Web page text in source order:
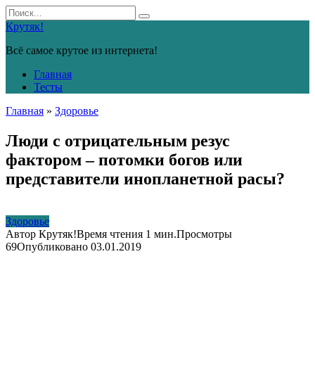
Перейти
к
контенту
Search
for:
Крутяк!
Всё самое крутое из интернета!
Главная
Тесты
Главная » Здоровье
Люди с отрицательным резус
фактором – потомки богов или
представители инопланетной расы?
Здоровье
Автор Крутяк!Время чтения 1 мин.Просмотры
69Опубликовано 03.01.2019